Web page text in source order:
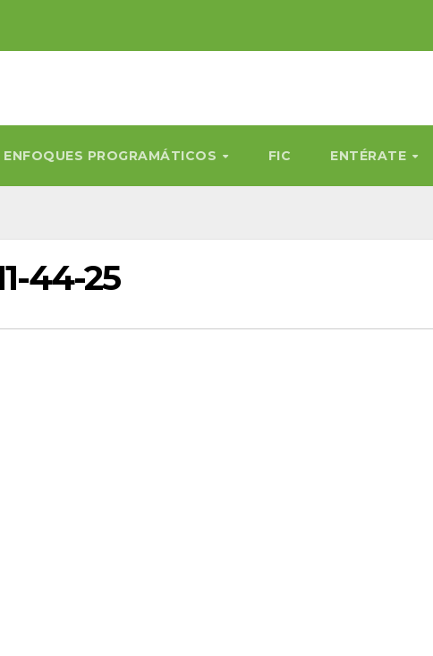
ENFOQUES PROGRAMÁTICOS FIC ENTÉRATE
44-25